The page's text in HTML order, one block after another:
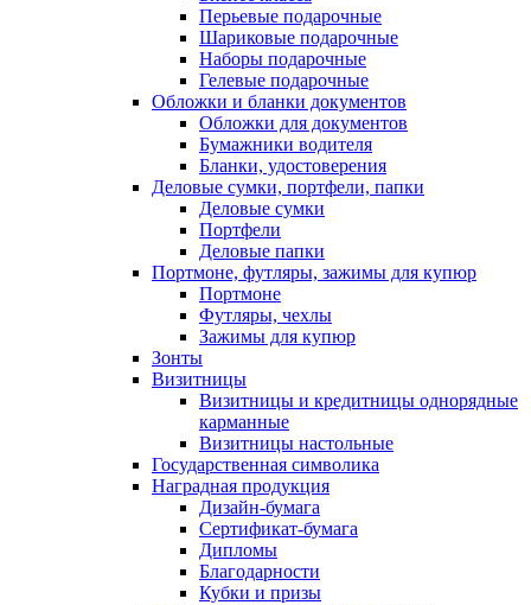
Перьевые подарочные
Шариковые подарочные
Наборы подарочные
Гелевые подарочные
Обложки и бланки документов
Обложки для документов
Бумажники водителя
Бланки, удостоверения
Деловые сумки, портфели, папки
Деловые сумки
Портфели
Деловые папки
Портмоне, футляры, зажимы для купюр
Портмоне
Футляры, чехлы
Зажимы для купюр
Зонты
Визитницы
Визитницы и кредитницы однорядные
карманные
Визитницы настольные
Государственная символика
Наградная продукция
Дизайн-бумага
Сертификат-бумага
Дипломы
Благодарности
Кубки и призы